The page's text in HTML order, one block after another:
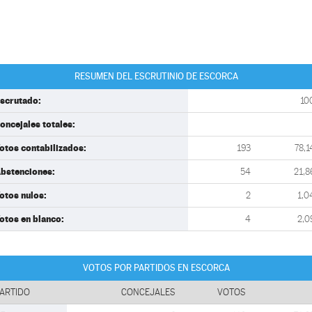
RESUMEN DEL ESCRUTINIO DE ESCORCA
totales:
contabilizados: 193
54
nulos: 2
en blanco: 4
VOTOS POR PARTIDOS EN ESCORCA
CONCEJALES VOTOS